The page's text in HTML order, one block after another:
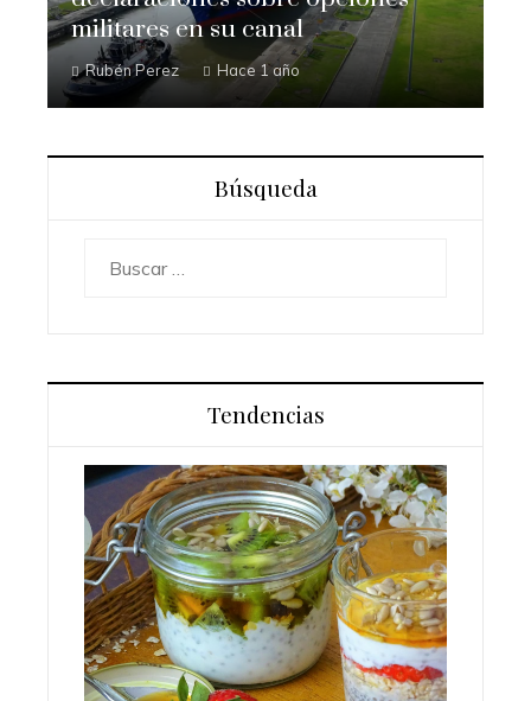
militares en su canal
Rubén Perez Hace 1 año
Búsqueda
Tendencias